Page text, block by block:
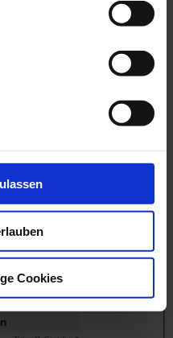
Cookies